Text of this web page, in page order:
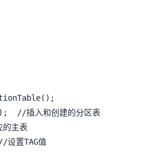
//插入和创建的分区表
主表
置TAG值